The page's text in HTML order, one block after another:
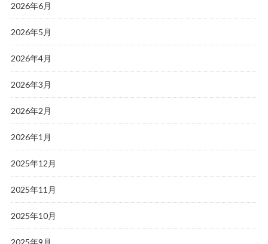
2026年6月
2026年5月
2026年4月
2026年3月
2026年2月
2026年1月
2025年12月
2025年11月
2025年10月